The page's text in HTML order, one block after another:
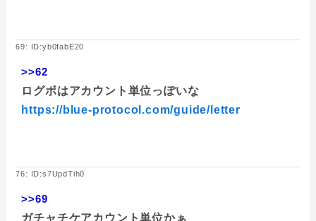
69: ID:yb0fabE20
>>62
ログボはアカウント単位っぽいな
https://blue-protocol.com/guide/letter
76: ID:s7UpdTih0
>>69
ガチャチケアカウント単位かぁ